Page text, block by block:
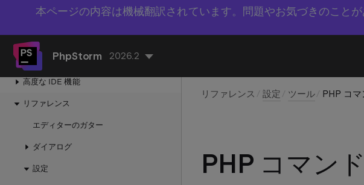
本ページの内容は機械翻訳されています。問題やお気づきのこと
PhpStorm 2026.2
Dev Container
高度な IDE 機能
リファレンス
エディターのガター
ダイアログ
設定
リファレンス 設定 ツール PHP コ
PHP コマン